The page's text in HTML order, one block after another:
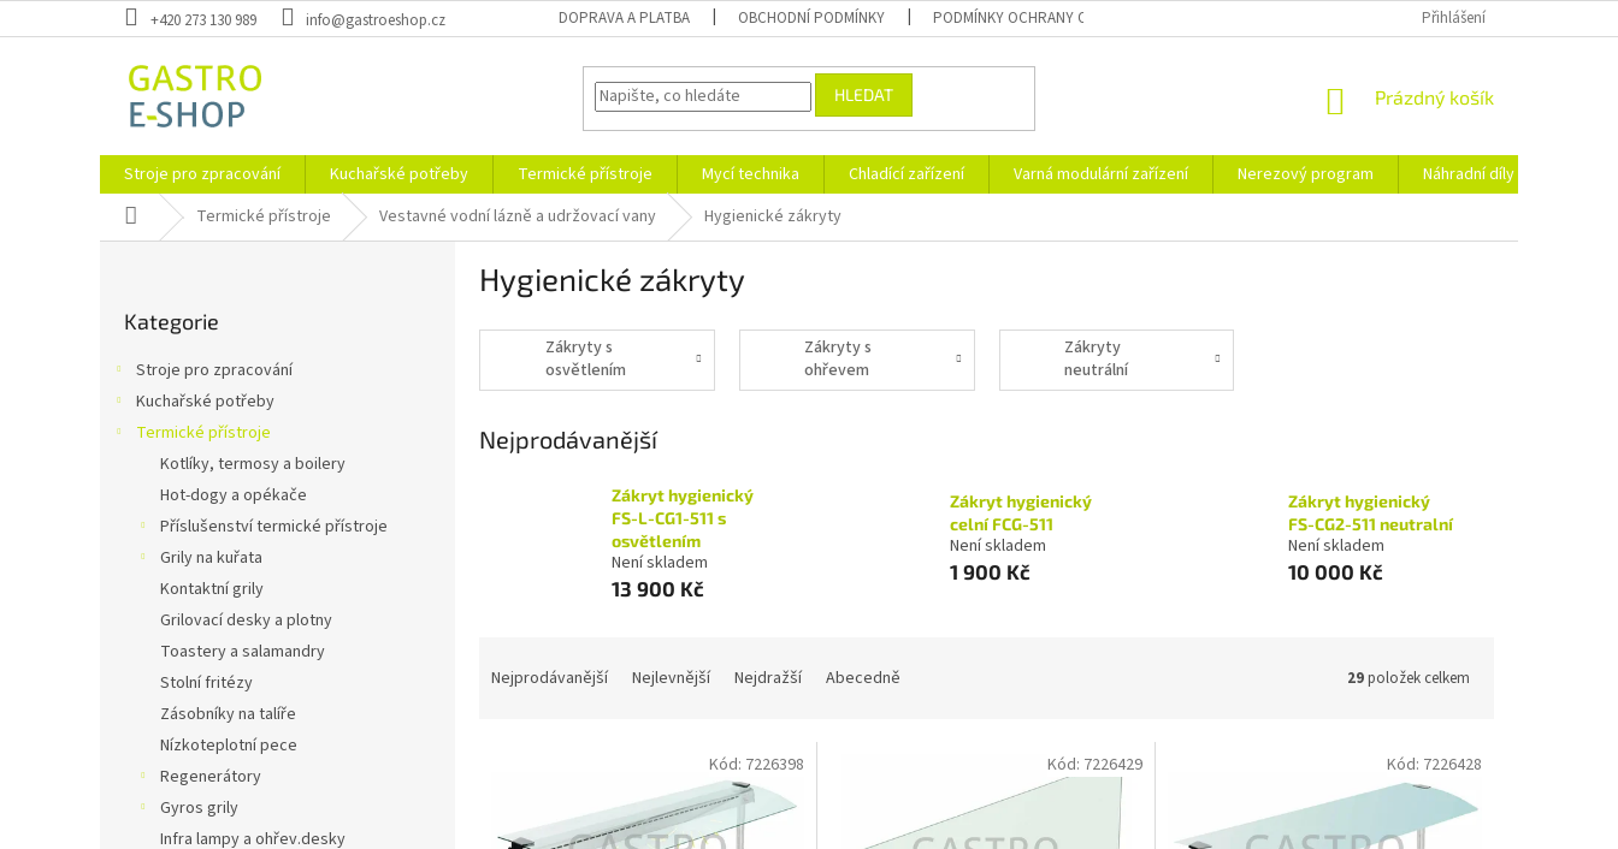
na
+420 273 130 989 info@gastroeshop.cz DOPRAVA A PLATBA OBCHODNÍ PODMÍNKY PODMÍNKY OCHRANY OSOBNÍCH ÚDAJŮ Přihlášení
HLEDAT
NÁKUPNÍ
Prázdný košík
Stroje pro zpracování Kuchařské potřeby Termické přístroje Mycí technika Chladící zařízení Varná modulární zařízení Nerezový program Náhradní díly
Domů Termické přístroje Vestavné vodní lázně a udržovací vany Hygienické zákryty
kategorie
Kategorie
Stroje pro zpracování
Kuchařské potřeby
Termické přístroje
Kotlíky, termosy a boilery
Hot-dogy a opékače
Příslušenství termické přístroje
Grily na kuřata
Kontaktní grily
Grilovací desky a plotny
Toastery a salamandry
Stolní fritézy
Zásobníky na talíře
Nízkoteplotní pece
Regenerátory
Gyros grily
Infra lampy a ohřev.desky
Hygienické zákryty
Zákryty s
osvětlením
Zákryty s
ohřevem
Zákryty
neutrální
Nejprodávanější
Zákryt hygienický
FS-L-CG1-511 s
osvětlením
Není skladem
13 900 Kč
Zákryt hygienický
celní FCG-511
Není skladem
1 900 Kč
Zákryt hygienický
FS-CG2-511 neutralní
Není skladem
10 000 Kč
Nejprodávanější Nejlevnější Nejdražší Abecedně 29položek celkem
Kód: 7226398 Kód: 7226429 Kód: 7226428